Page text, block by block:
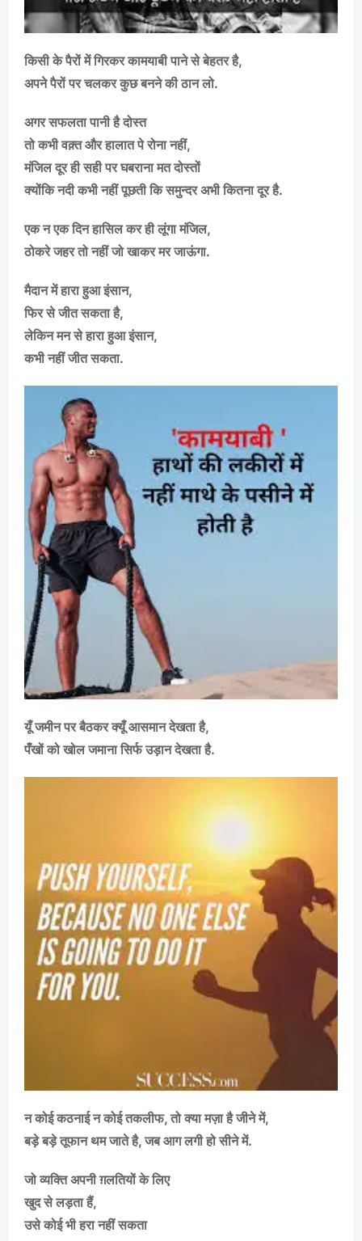
किसी के पैरों में गिरकर कामयाबी पाने से बेहतर है,
अपने पैरों पर चलकर कुछ बनने की ठान लो.
अगर सफलता पानी है दोस्त
तो कभी वक़्त और हालात पे रोना नहीं,
मंजिल दूर ही सही पर घबराना मत दोस्तों
क्योंकि नदी कभी नहीं पूछती कि समुन्दर अभी कितना दूर है.
एक न एक दिन हासिल कर ही लूंगा मंजिल,
ठोकरे जहर तो नहीं जो खाकर मर जाऊंगा.
मैदान में हारा हुआ इंसान,
फिर से जीत सकता है,
लेकिन मन से हारा हुआ इंसान,
कभी नहीं जीत सकता.
यूँ जमीन पर बैठकर क्यूँ आसमान देखता है,
पँखों को खोल जमाना सिर्फ उड़ान देखता है.
न कोई कठनाई न कोई तकलीफ, तो क्या मज़ा है जीने में,
बड़े बड़े तूफान थम जाते है, जब आग लगी हो सीने में.
जो व्यक्ति अपनी ग़लतियों के लिए
खुद से लड़ता हैं,
उसे कोई भी हरा नहीं सकता